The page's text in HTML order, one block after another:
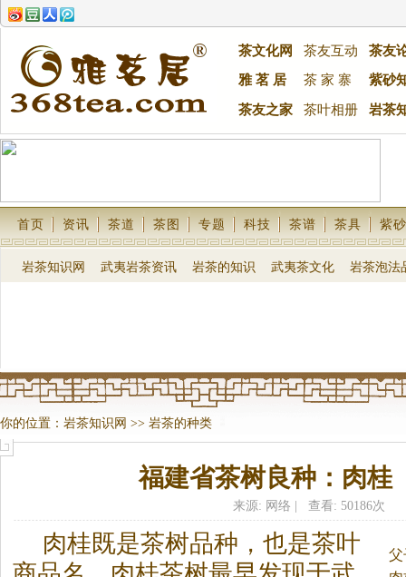
茶文化网 茶友互动
茶友
雅 茗 居
茶 家 寨 紫砂
茶友之家 茶叶相册 岩茶
首页 资讯 茶道 茶图 专题 科技 茶谱 茶具 紫砂
岩茶知识网 武夷岩茶资讯 岩茶的知识 武夷茶文化 岩茶泡法
你的位置： 岩茶知识网 >> 岩茶的种类
福建省茶树良种：肉桂
来源: 网络 | 查看: 50186次
肉桂既是茶树品种，也是茶叶